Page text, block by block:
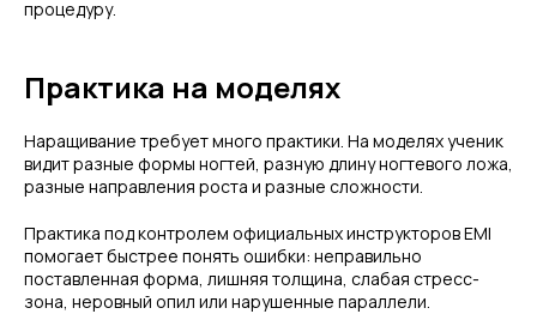
процедуру.
Практика на моделях
Наращивание требует много практики. На моделях ученик
видит разные формы ногтей, разную длину ногтевого ложа,
разные направления роста и разные сложности.
Практика под контролем официальных инструкторов EMI
помогает быстрее понять ошибки: неправильно
поставленная форма, лишняя толщина, слабая стресс-
зона, неровный опил или нарушенные параллели.